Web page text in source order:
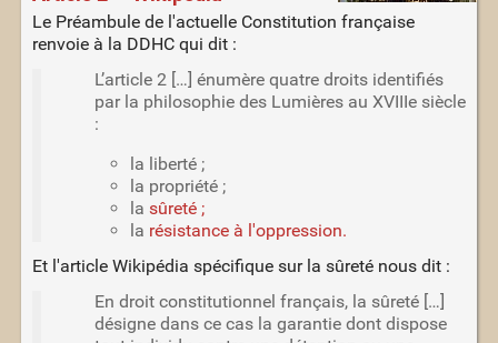
Le Préambule de l'actuelle Constitution française
renvoie à la DDHC qui dit :
L’article 2 […] énumère quatre droits identifiés
par la philosophie des Lumières au XVIIIe siècle
:
la liberté ;
la propriété ;
la sûreté ;
la résistance à l'oppression.
Et l'article Wikipédia spécifique sur la sûreté nous dit :
En droit constitutionnel français, la sûreté […]
désigne dans ce cas la garantie dont dispose